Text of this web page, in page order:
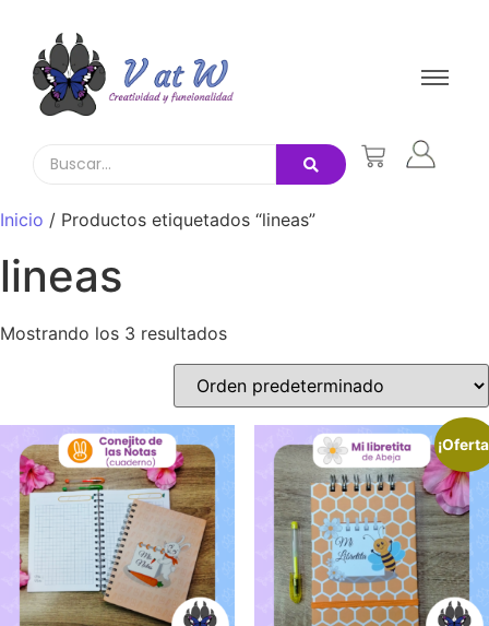
Inicio / Productos etiquetados “lineas”
lineas
Mostrando los 3 resultados